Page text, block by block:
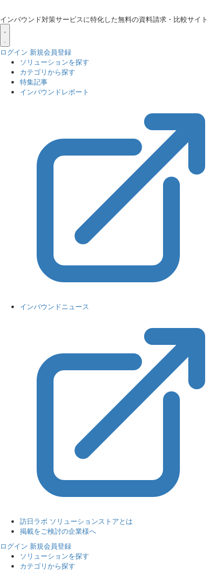
インバウンド対策サービスに特化した無料の資料請求・比較サイト
ログイン 新規会員登録
ソリューションを探す
カテゴリから探す
特集記事
インバウンドレポート
インバウンドニュース
訪日ラボ ソリューションストアとは
掲載をご検討の企業様へ
ログイン 新規会員登録
ソリューションを探す
カテゴリから探す